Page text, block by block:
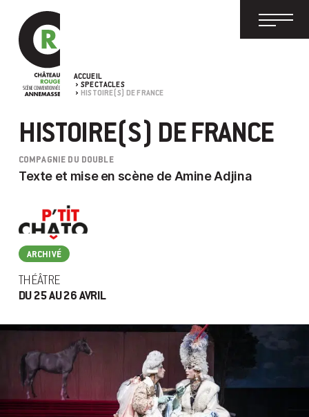
ACCUEIL
SPECTACLES
HISTOIRE(S) DE FRANCE
HISTOIRE(S) DE FRANCE
COMPAGNIE DU DOUBLE
Texte et mise en scène de Amine Adjina
ARCHIVÉ
THÉÂTRE
DU 25 AU 26 AVRIL